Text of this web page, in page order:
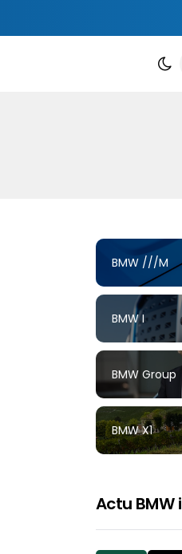
BMW ///M
BMW I
BMW Group
BMW X1
Actu BMW i